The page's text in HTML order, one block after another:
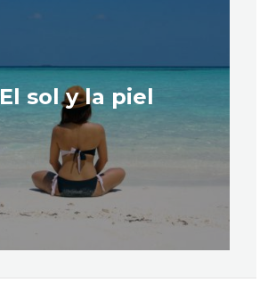
El sol y la piel